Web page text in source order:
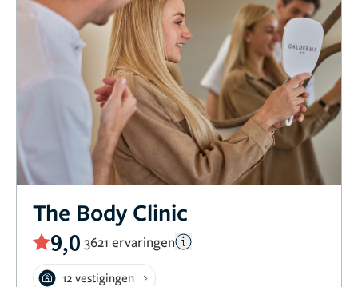
The Body Clinic
9,0 3621 ervaringen
12 vestigingen